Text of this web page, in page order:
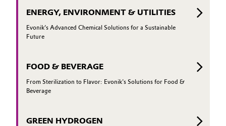
ENERGY, ENVIRONMENT & UTILITIES
Evonik’s Advanced Chemical Solutions for a Sustainable
Future
FOOD & BEVERAGE
From Sterilization to Flavor: Evonik's Solutions for Food &
Beverage
GREEN HYDROGEN